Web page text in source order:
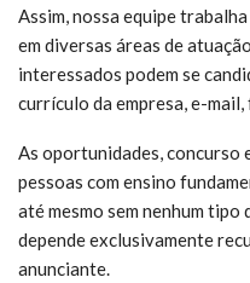
Assim, nossa equipe
em diversas áreas de
interessados podem se
currículo da empresa, e-
As oportunidades, concurso
pessoas com ensino
até mesmo sem nenhum
depende exclusivamente
anunciante.